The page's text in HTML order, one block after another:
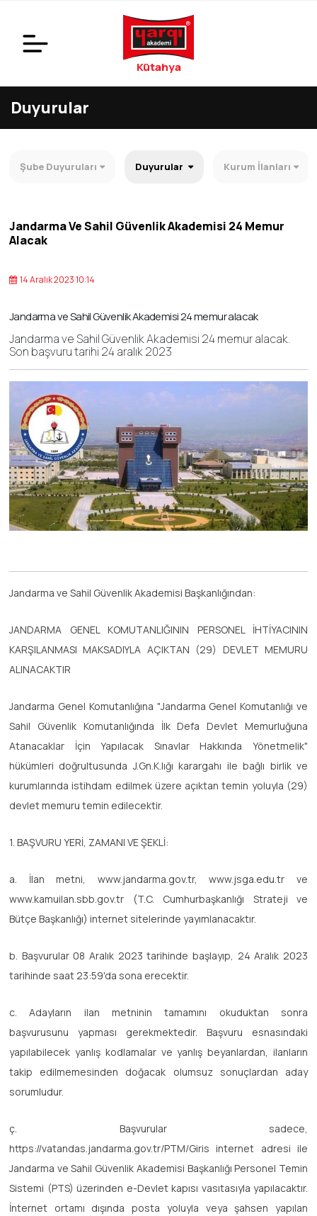
Kütahya
Duyurular
Şube Duyuruları Duyurular Kurum İlanları
Jandarma Ve Sahil Güvenlik Akademisi 24 Memur
Alacak
14 Aralık 2023 10:14
Jandarma ve Sahil Güvenlik Akademisi 24 memur alacak
Jandarma ve Sahil Güvenlik Akademisi 24 memur alacak.
Son başvuru tarihi 24 aralık 2023
Jandarma ve Sahil Güvenlik Akademisi Başkanlığından:
JANDARMA GENEL KOMUTANLIĞININ PERSONEL İHTİYACININ
KARŞILANMASI MAKSADIYLA AÇIKTAN (29) DEVLET MEMURU
ALINACAKTIR
Jandarma Genel Komutanlığına "Jandarma Genel Komutanlığı ve
Sahil Güvenlik Komutanlığında İlk Defa Devlet Memurluğuna
Atanacaklar İçin Yapılacak Sınavlar Hakkında Yönetmelik"
hükümleri doğrultusunda J.Gn.K.lığı karargahı ile bağlı birlik ve
kurumlarında istihdam edilmek üzere açıktan temin yoluyla (29)
devlet memuru temin edilecektir.
1. BAŞVURU YERİ, ZAMANI VE ŞEKLİ:
a. İlan metni, www.jandarma.gov.tr, www.jsga.edu.tr ve
www.kamuilan.sbb.gov.tr (T.C. Cumhurbaşkanlığı Strateji ve
Bütçe Başkanlığı) internet sitelerinde yayımlanacaktır.
b. Başvurular 08 Aralık 2023 tarihinde başlayıp, 24 Aralık 2023
tarihinde saat 23:59'da sona erecektir.
c. Adayların ilan metninin tamamını okuduktan sonra
başvurusunu yapması gerekmektedir. Başvuru esnasındaki
yapılabilecek yanlış kodlamalar ve yanlış beyanlardan, ilanların
takip edilmemesinden doğacak olumsuz sonuçlardan aday
sorumludur.
ç. Başvurular sadece,
https://vatandas.jandarma.gov.tr/PTM/Giris internet adresi ile
Jandarma ve Sahil Güvenlik Akademisi Başkanlığı Personel Temin
Sistemi (PTS) üzerinden e-Devlet kapısı vasıtasıyla yapılacaktır.
İnternet ortamı dışında posta yoluyla veya şahsen yapılan